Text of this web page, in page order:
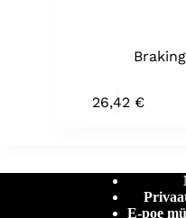
26,42 €
E-poe